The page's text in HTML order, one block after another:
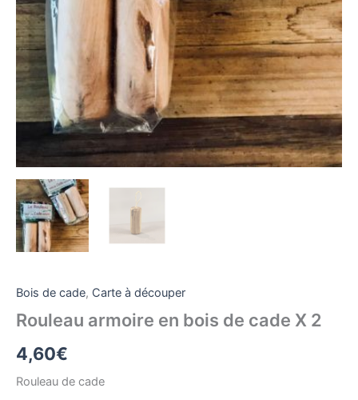
Bois de cade, Carte à découper
Rouleau armoire en bois de cade X 2
4,60€
Rouleau de cade